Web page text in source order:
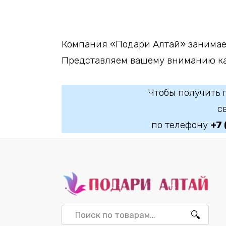
Компания «Подари Алтай»
Представляем вашему вниманию
Чтобы получить
по телефону +7
Искать: